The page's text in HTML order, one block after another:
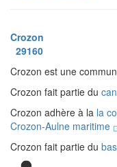
Crozon
29160
Crozon est une
Crozon fait partie du
Crozon adhère à la la
Crozon-Aulne maritime
Crozon fait partie du